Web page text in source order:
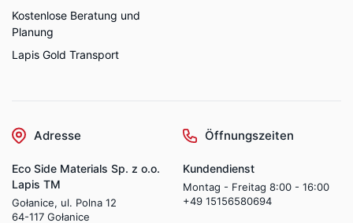
Kostenlose Beratung und
Planung
Lapis Gold Transport
Adresse
Eco Side Materials Sp. z o.o.
Lapis TM
Gołanice, ul. Polna 12
64-117 Gołanice
Öffnungszeiten
Kundendienst
Montag - Freitag 8:00 - 16:00
+49 15156580694